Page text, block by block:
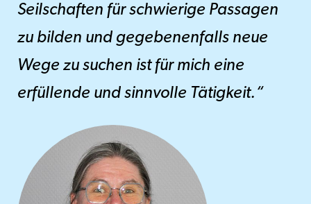
Seilschaften für schwierige Passagen
zu bilden und gegebenenfalls neue
Wege zu suchen ist für mich eine
erfüllende und sinnvolle Tätigkeit.“